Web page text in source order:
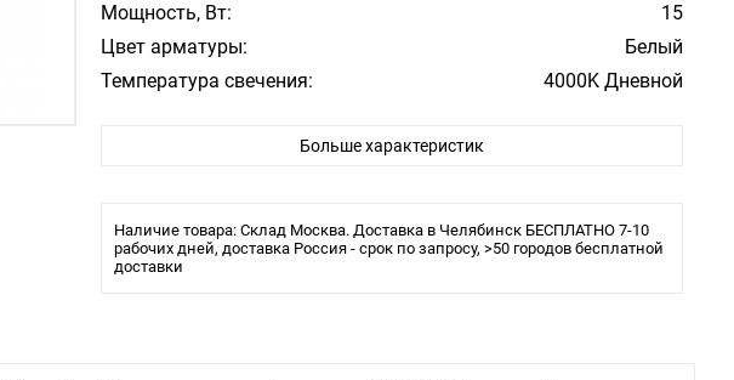
Мощность, Вт:
15
Цвет арматуры:
Белый
Температура свечения:
4000K Дневной
Большой зал, Гостиная, Кухня, Спальня
Тип светильника:
Трековая/шинная/струнная система
Больше характеристик
Наличие товара: Склад Москва. Доставка в Челябинск БЕСПЛАТНО 7-10
рабочих дней, доставка Россия - срок по запросу, >50 городов бесплатной
доставки